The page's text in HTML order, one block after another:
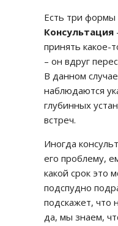
Есть три формы
Консультация
принять какое-
– он вдруг
В данном
наблюдаются
глубинных
встреч.
Иногда
его проблему,
какой срок это
подспудно
подскажет, что
да, мы знаем,